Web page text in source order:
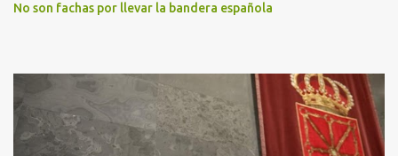
No son fachas por llevar la bandera española